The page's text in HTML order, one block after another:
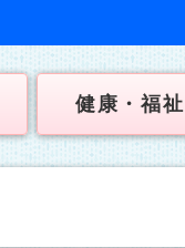
健康・福祉